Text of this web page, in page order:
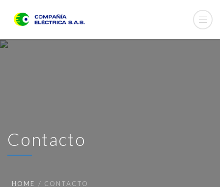
Contacto
HOME CONTACTO